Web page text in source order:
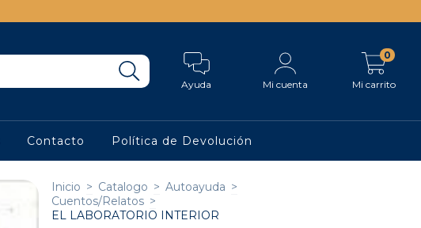
Ayuda Mi cuenta Mi carrito
0
Contacto Política de Devolución
Inicio > Catalogo > Autoayuda >
Cuentos/Relatos >
EL LABORATORIO INTERIOR